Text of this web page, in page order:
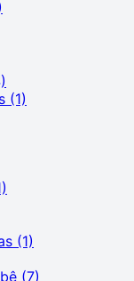
(1)
(1)
(7)